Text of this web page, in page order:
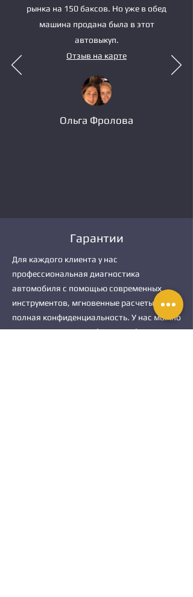
рынка на 150 баксов. Но уже в обед
машина продана была в этот
автовыкуп.
Отзыв на карте
Ольга Фролова
Гарантии
Для каждого клиента у нас
профессиональная диагностика
автомобиля с помощью современных
инструментов, мгновенные расчеты и
полная конфиденциальность. У нас можно
реализовать автомобиль в любом